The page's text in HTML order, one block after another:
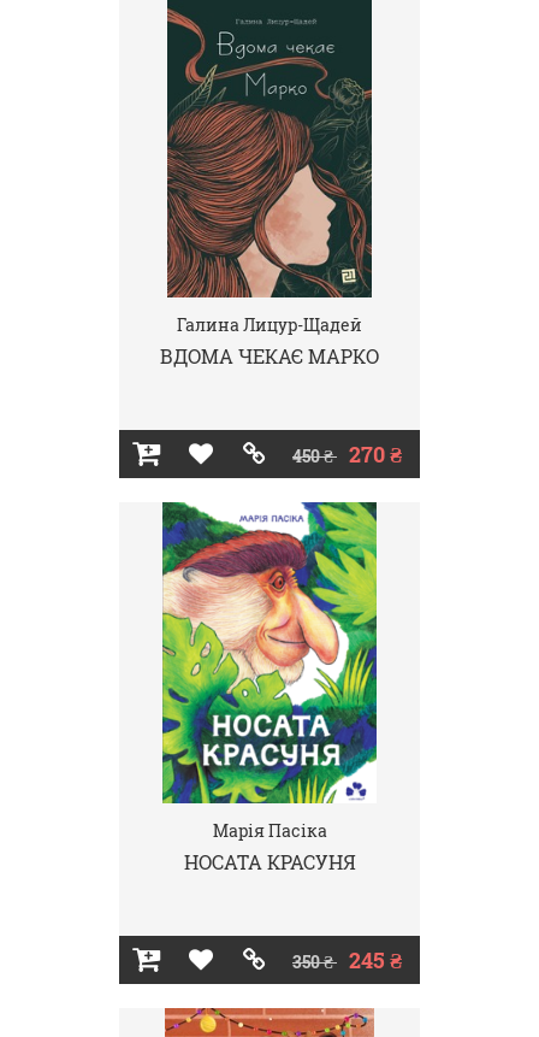
Галина Лицур-Щадей
ВДОМА ЧЕКАЄ МАРКО
450 ₴ 270 ₴
Марія Пасіка
НОСАТА КРАСУНЯ
350 ₴ 245 ₴